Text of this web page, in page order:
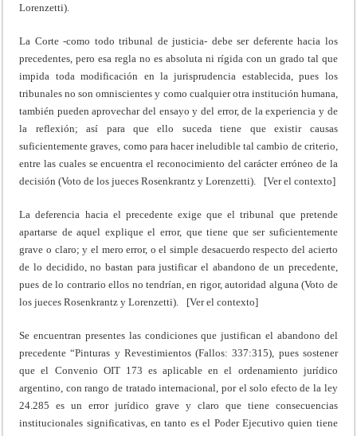
Lorenzetti).
La Corte -como todo tribunal de justicia- debe ser deferente hacia los
precedentes, pero esa regla no es absoluta ni rígida con un grado tal que
impida toda modificación en la jurisprudencia establecida, pues los
tribunales no son omniscientes y como cualquier otra institución humana,
también pueden aprovechar del ensayo y del error, de la experiencia y de
la reflexión; así para que ello suceda tiene que existir causas
suficientemente graves, como para hacer ineludible tal cambio de criterio,
entre las cuales se encuentra el reconocimiento del carácter erróneo de la
decisión (Voto de los jueces Rosenkrantz y Lorenzetti). [Ver el contexto]
La deferencia hacia el precedente exige que el tribunal que pretende
apartarse de aquel explique el error, que tiene que ser suficientemente
grave o claro; y el mero error, o el simple desacuerdo respecto del acierto
de lo decidido, no bastan para justificar el abandono de un precedente,
pues de lo contrario ellos no tendrían, en rigor, autoridad alguna (Voto de
los jueces Rosenkrantz y Lorenzetti). [Ver el contexto]
Se encuentran presentes las condiciones que justifican el abandono del
precedente “Pinturas y Revestimientos (Fallos: 337:315), pues sostener
que el Convenio OIT 173 es aplicable en el ordenamiento jurídico
argentino, con rango de tratado internacional, por el solo efecto de la ley
24.285 es un error jurídico grave y claro que tiene consecuencias
institucionales significativas, en tanto es el Poder Ejecutivo quien tiene